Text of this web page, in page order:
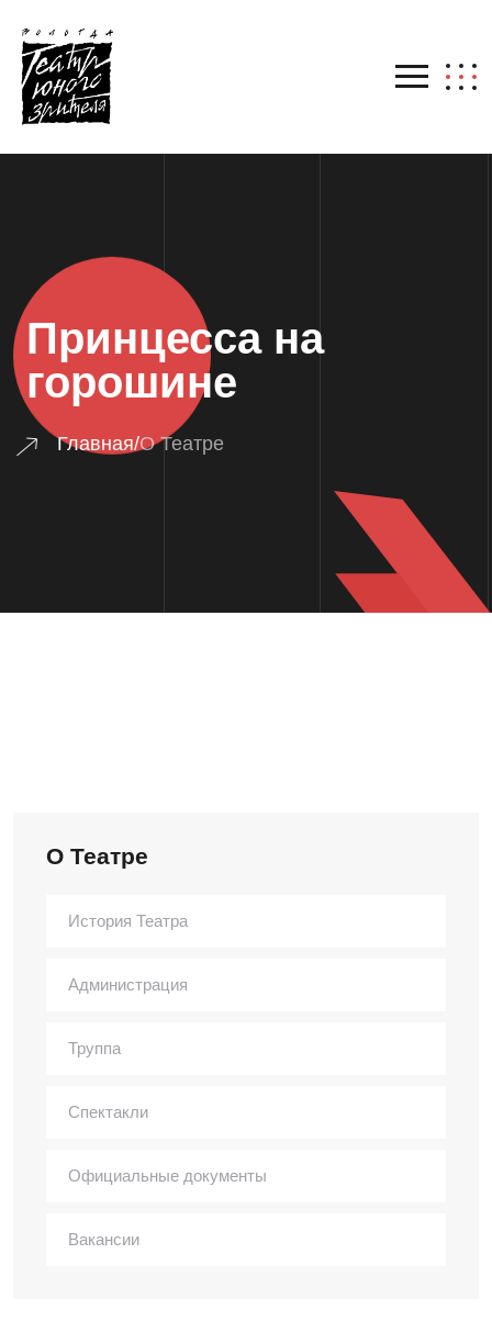
Принцесса на
горошине
Главная/О Театре
О Театре
История Театра
Администрация
Труппа
Спектакли
Официальные документы
Вакансии